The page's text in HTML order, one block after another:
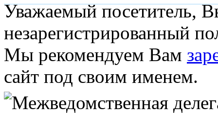
Уважаемый посетитель,
незарегистрированный
Мы рекомендуем Вам
сайт под своим именем.